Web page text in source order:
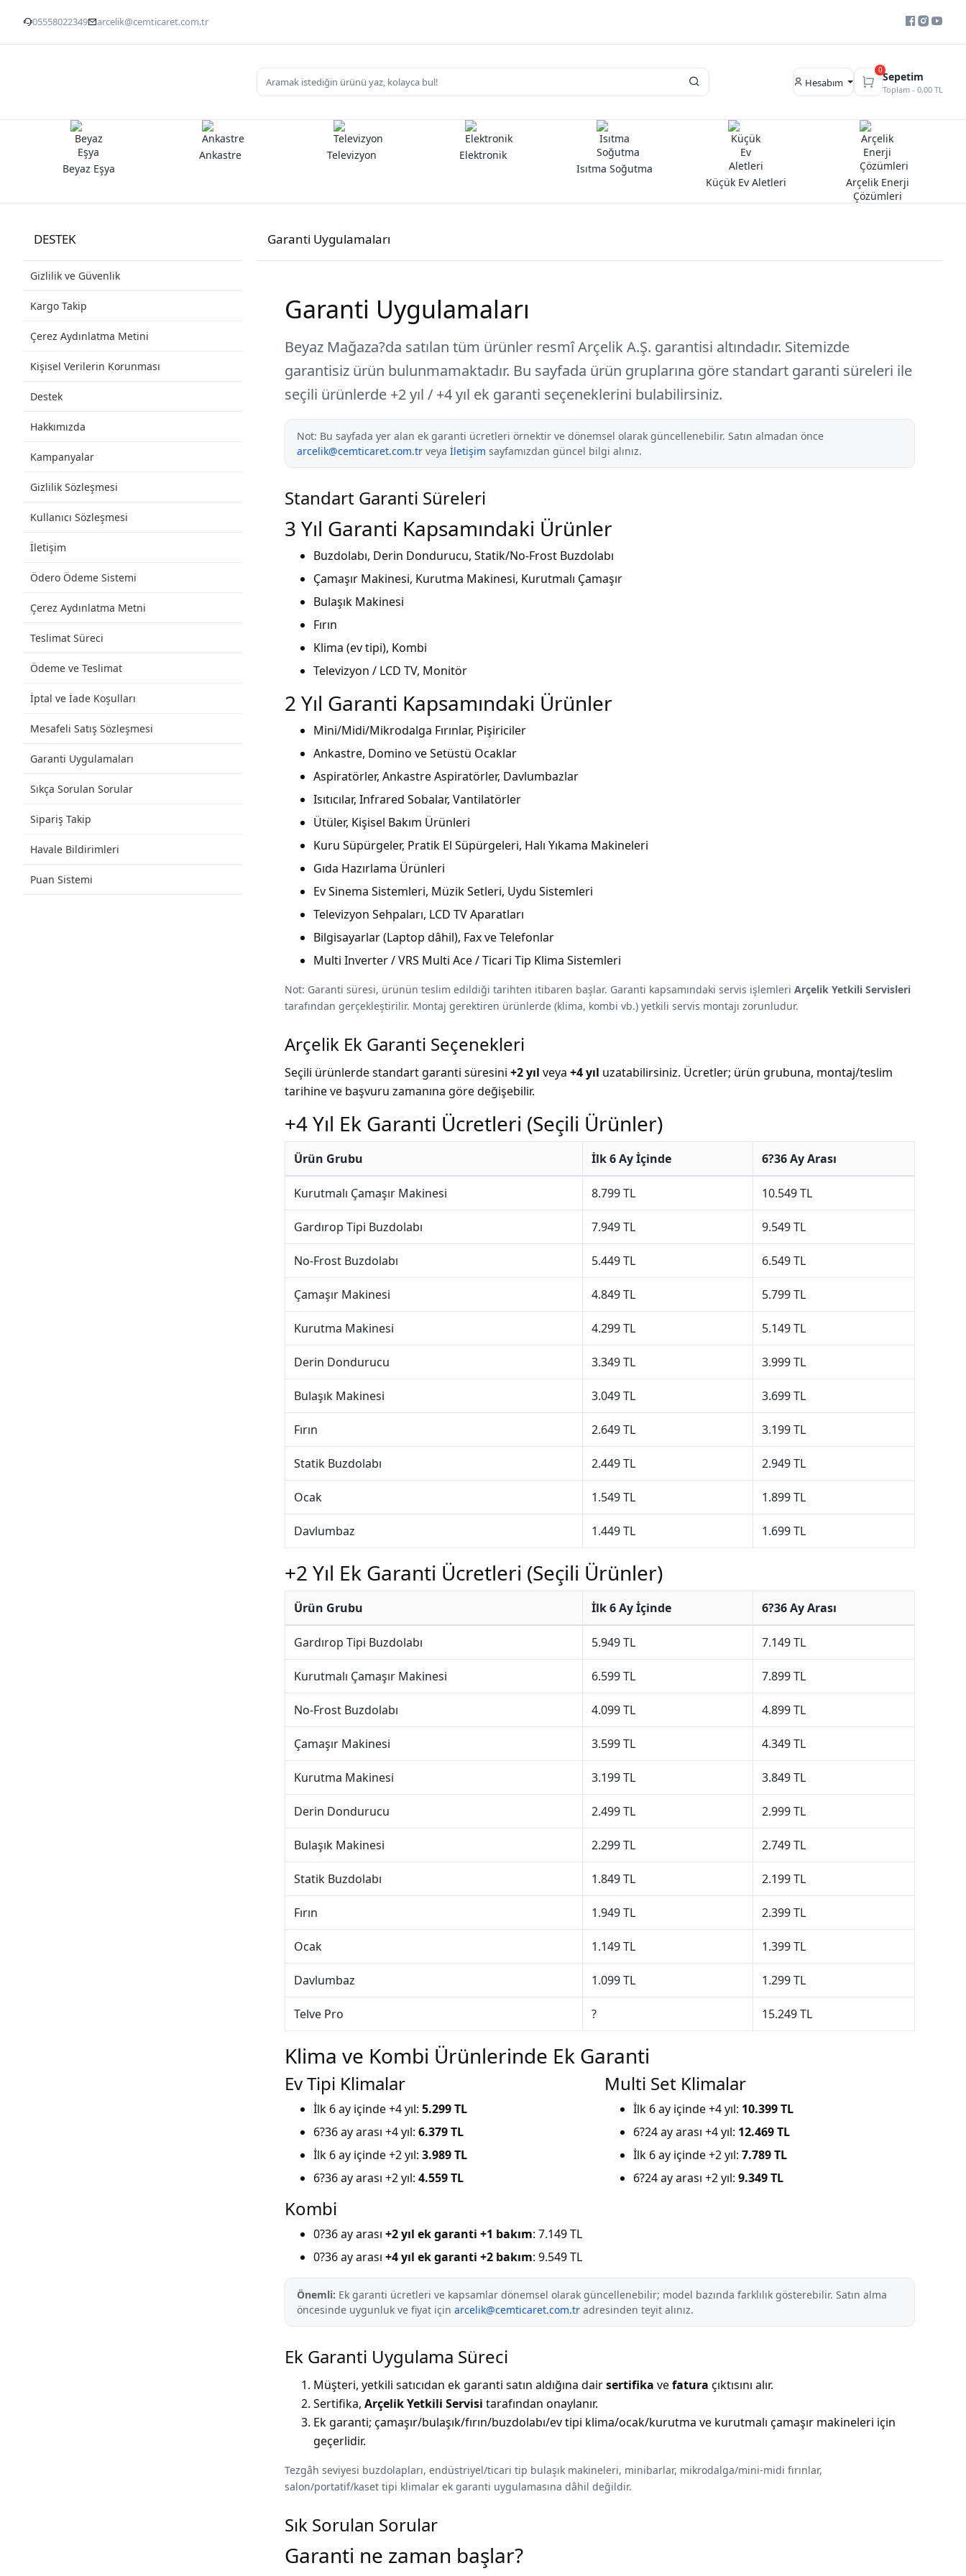
05558022349 arcelik@cemticaret.com.tr
Hesabım
0Sepetim
Toplam - 0,00 TL
Beyaz Eşya
Ankastre Televizyon
Elektronik
Isıtma Soğutma
Küçük Ev Aletleri
Arçelik Enerji
Çözümleri
DESTEK
Gizlilik ve Güvenlik
Kargo Takip
Çerez Aydınlatma Metini
Kişisel Verilerin Korunması
Destek
Hakkımızda
Kampanyalar
Gizlilik Sözleşmesi
Kullanıcı Sözleşmesi
İletişim
Ödero Ödeme Sistemi
Çerez Aydınlatma Metni
Teslimat Süreci
Ödeme ve Teslimat
İptal ve İade Koşulları
Mesafeli Satış Sözleşmesi
Garanti Uygulamaları
Sıkça Sorulan Sorular
Sipariş Takip
Havale Bildirimleri
Puan Sistemi
Garanti Uygulamaları
Garanti Uygulamaları
Beyaz Mağaza?da satılan tüm ürünler resmî Arçelik A.Ş. garantisi altındadır. Sitemizde
garantisiz ürün bulunmamaktadır. Bu sayfada ürün gruplarına göre standart garanti süreleri ile
seçili ürünlerde +2 yıl / +4 yıl ek garanti seçeneklerini bulabilirsiniz.
Not: Bu sayfada yer alan ek garanti ücretleri örnektir ve dönemsel olarak güncellenebilir. Satın almadan önce
arcelik@cemticaret.com.tr veya İletişim sayfamızdan güncel bilgi alınız.
Standart Garanti Süreleri
3 Yıl Garanti Kapsamındaki Ürünler
Buzdolabı, Derin Dondurucu, Statik/No-Frost Buzdolabı
Çamaşır Makinesi, Kurutma Makinesi, Kurutmalı Çamaşır
Bulaşık Makinesi
Fırın
Klima (ev tipi), Kombi
Televizyon / LCD TV, Monitör
2 Yıl Garanti Kapsamındaki Ürünler
Mini/Midi/Mikrodalga Fırınlar, Pişiriciler
Ankastre, Domino ve Setüstü Ocaklar
Aspiratörler, Ankastre Aspiratörler, Davlumbazlar
Isıtıcılar, Infrared Sobalar, Vantilatörler
Ütüler, Kişisel Bakım Ürünleri
Kuru Süpürgeler, Pratik El Süpürgeleri, Halı Yıkama Makineleri
Gıda Hazırlama Ürünleri
Ev Sinema Sistemleri, Müzik Setleri, Uydu Sistemleri
Televizyon Sehpaları, LCD TV Aparatları
Bilgisayarlar (Laptop dâhil), Fax ve Telefonlar
Multi Inverter / VRS Multi Ace / Ticari Tip Klima Sistemleri
Not: Garanti süresi, ürünün teslim edildiği tarihten itibaren başlar. Garanti kapsamındaki servis işlemleri Arçelik Yetkili Servisleri
tarafından gerçekleştirilir. Montaj gerektiren ürünlerde (klima, kombi vb.) yetkili servis montajı zorunludur.
Arçelik Ek Garanti Seçenekleri
Seçili ürünlerde standart garanti süresini +2 yıl veya +4 yıl uzatabilirsiniz. Ücretler; ürün grubuna, montaj/teslim
tarihine ve başvuru zamanına göre değişebilir.
+4 Yıl Ek Garanti Ücretleri (Seçili Ürünler)
Ürün Grubu İlk 6 Ay İçinde 6?36 Ay Arası
Kurutmalı Çamaşır Makinesi 8.799 TL 10.549 TL
Gardırop Tipi Buzdolabı 7.949 TL 9.549 TL
No-Frost Buzdolabı 5.449 TL 6.549 TL
Çamaşır Makinesi 4.849 TL 5.799 TL
Kurutma Makinesi 4.299 TL 5.149 TL
Derin Dondurucu 3.349 TL 3.999 TL
Bulaşık Makinesi 3.049 TL 3.699 TL
Fırın 2.649 TL 3.199 TL
Statik Buzdolabı 2.449 TL 2.949 TL
Ocak 1.549 TL 1.899 TL
Davlumbaz 1.449 TL 1.699 TL
+2 Yıl Ek Garanti Ücretleri (Seçili Ürünler)
Ürün Grubu İlk 6 Ay İçinde 6?36 Ay Arası
Gardırop Tipi Buzdolabı 5.949 TL 7.149 TL
Kurutmalı Çamaşır Makinesi 6.599 TL 7.899 TL
No-Frost Buzdolabı 4.099 TL 4.899 TL
Çamaşır Makinesi 3.599 TL 4.349 TL
Kurutma Makinesi 3.199 TL 3.849 TL
Derin Dondurucu 2.499 TL 2.999 TL
Bulaşık Makinesi 2.299 TL 2.749 TL
Statik Buzdolabı 1.849 TL 2.199 TL
Fırın 1.949 TL 2.399 TL
Ocak 1.149 TL 1.399 TL
Davlumbaz 1.099 TL 1.299 TL
Telve Pro ? 15.249 TL
Klima ve Kombi Ürünlerinde Ek Garanti
Ev Tipi Klimalar
İlk 6 ay içinde +4 yıl: 5.299 TL
6?36 ay arası +4 yıl: 6.379 TL
İlk 6 ay içinde +2 yıl: 3.989 TL
6?36 ay arası +2 yıl: 4.559 TL
Multi Set Klimalar
İlk 6 ay içinde +4 yıl: 10.399 TL
6?24 ay arası +4 yıl: 12.469 TL
İlk 6 ay içinde +2 yıl: 7.789 TL
6?24 ay arası +2 yıl: 9.349 TL
Kombi
0?36 ay arası +2 yıl ek garanti +1 bakım: 7.149 TL
0?36 ay arası +4 yıl ek garanti +2 bakım: 9.549 TL
Önemli: Ek garanti ücretleri ve kapsamlar dönemsel olarak güncellenebilir; model bazında farklılık gösterebilir. Satın alma
öncesinde uygunluk ve fiyat için arcelik@cemticaret.com.tr adresinden teyit alınız.
Ek Garanti Uygulama Süreci
Müşteri, yetkili satıcıdan ek garanti satın aldığına dairsertifika vefatura çıktısını alır.
Sertifika, Arçelik Yetkili Servisi tarafından onaylanır.
Ek garanti; çamaşır/bulaşık/fırın/buzdolabı/ev tipi klima/ocak/kurutma ve kurutmalı çamaşır makineleri için
geçerlidir.
Tezgâh seviyesi buzdolapları, endüstriyel/ticari tip bulaşık makineleri, minibarlar, mikrodalga/mini-midi fırınlar,
salon/portatif/kaset tipi klimalar ek garanti uygulamasına dâhil değildir.
Sık Sorulan Sorular
Garanti ne zaman başlar?